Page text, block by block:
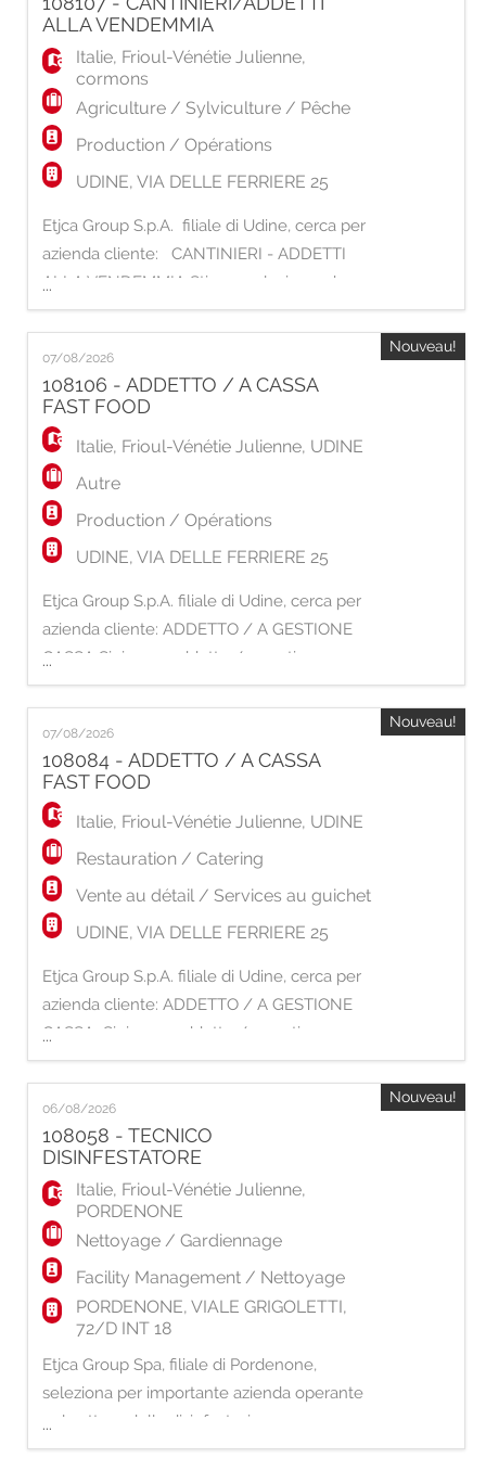
della gestione e del coordinamento delle
ALLA VENDEMMIA
Italie, Frioul-Vénétie Julienne,
cormons
Agriculture / Sylviculture / Pêche
Production / Opérations
UDINE, VIA DELLE FERRIERE 25
Etjca Group S.p.A. filiale di Udine, cerca per
azienda cliente: CANTINIERI - ADDETTI
ALLA VENDEMMIA Stiamo selezionando
operai da inserire all'interno dell'azienda per
occuparsi delle operazioni di vendemmia. Si
richiede disponibilità al lavoro all'aperto.
Automuniti Orario di Lavoro: 8-17 Luogo di
Lavoro: CORMONS Etjca Group S.p.A.
...
07/08/2026
108106 - ADDETTO / A CASSA
FAST FOOD
Italie, Frioul-Vénétie Julienne, UDINE
Autre
Production / Opérations
UDINE, VIA DELLE FERRIERE 25
Etjca Group S.p.A. filiale di Udine, cerca per
azienda cliente: ADDETTO / A GESTIONE
CASSA Si ricerca addetto / a gestione cassa
per noto fast food. MANSIONI: -
Accoglienza e servizio al cliente - Supporto
alla cucina - Gestione transazioni di
pagamento - Mantenimento pulizia sala
REQUISITI RICHIESTI - Esperienza minima
come addetto/a c
...
Nouveau!
07/08/2026
108084 - ADDETTO / A CASSA
FAST FOOD
Italie, Frioul-Vénétie Julienne, UDINE
Restauration / Catering
Vente au détail / Services au guichet
UDINE, VIA DELLE FERRIERE 25
Etjca Group S.p.A. filiale di Udine, cerca per
azienda cliente: ADDETTO / A GESTIONE
CASSA Si ricerca addetto / a gestione cassa
per noto fast food. MANSIONI: -
Accoglienza e servizio al cliente - Supporto
alla cucina - Gestione transazioni di
pagamento - Mantenimento pulizia sala
come addetto/
...
Nouveau!
06/08/2026
108058 - TECNICO
DISINFESTATORE
Italie, Frioul-Vénétie Julienne,
PORDENONE
Nettoyage / Gardiennage
Facility Management / Nettoyage
PORDENONE, VIALE GRIGOLETTI,
72/D INT 18
Etjca Group Spa, filiale di Pordenone,
seleziona per importante azienda operante
nel settore della disinfestazione,
derattizzazione e sanificazione: TECNICO
...
Nouveau!